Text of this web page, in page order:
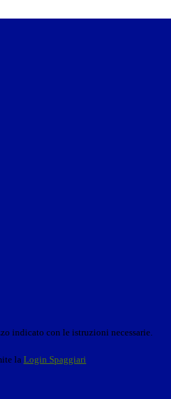
indicato con le istruzioni necessarie.
la Login Spaggiari